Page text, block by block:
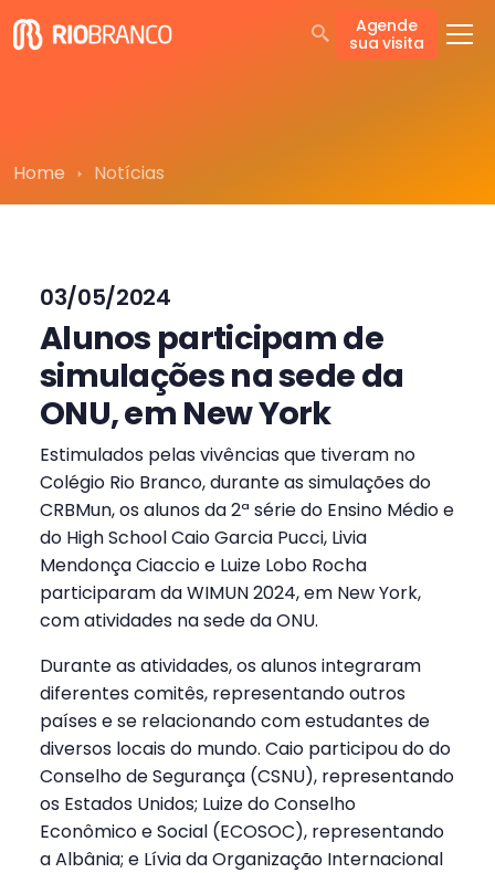
Agende
sua visita
Home Notícias
03/05/2024
Alunos participam de
simulações na sede da
ONU, em New York
Estimulados pelas vivências que tiveram no
Colégio Rio Branco, durante as simulações do
CRBMun, os alunos da 2ª série do Ensino Médio e
do High School Caio Garcia Pucci, Livia
Mendonça Ciaccio e Luize Lobo Rocha
participaram da WIMUN 2024, em New York,
com atividades na sede da ONU.
Durante as atividades, os alunos integraram
diferentes comitês, representando outros
países e se relacionando com estudantes de
diversos locais do mundo. Caio participou do do
Conselho de Segurança (CSNU), representando
os Estados Unidos; Luize do Conselho
Econômico e Social (ECOSOC), representando
a Albânia; e Lívia da Organização Internacional